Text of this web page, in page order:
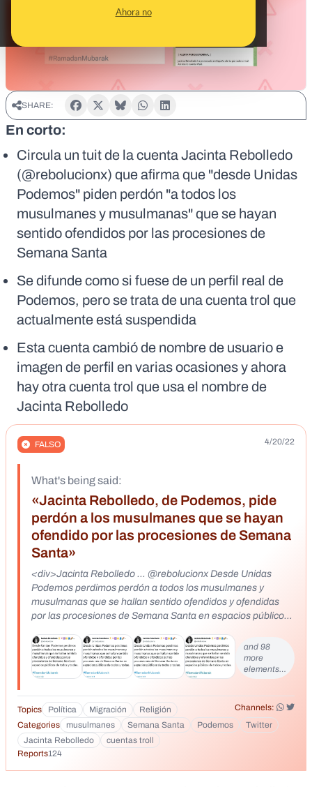
Ahora no
SHARE:
En corto:
Circula un tuit de la cuenta Jacinta Rebolledo
(@rebolucionx) que afirma que "desde Unidas
Podemos" piden perdón "a todos los
musulmanes y musulmanas" que se hayan
sentido ofendidos por las procesiones de
Semana Santa
Se difunde como si fuese de un perfil real de
Podemos, pero se trata de una cuenta trol que
actualmente está suspendida
Esta cuenta cambió de nombre de usuario e
imagen de perfil en varias ocasiones y ahora
hay otra cuenta trol que usa el nombre de
Jacinta Rebolledo
FALSO 4/20/22
What's being said:
«Jacinta Rebolledo, de Podemos, pide
perdón a los musulmanes que se hayan
ofendido por las procesiones de Semana
Santa»
<div>Jacinta Rebolledo ... @rebolucionx Desde Unidas
Podemos perdimos perdón a todos los musulmanes y
musulmanas que se hallan sentido ofendidos y ofendidas
por las procesiones de Semana Santa en espacios públicos
</div>
and 98
more
elements…
Topics Política Migración Religión
Channels:
Categories
musulmanes Semana Santa Podemos
Twitter
Jacinta Rebolledo
cuentas troll
Reports124